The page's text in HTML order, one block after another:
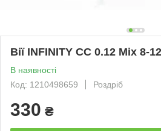
Вії INFINITY СС 0.12 Mix 8-
В наявності
Код: 1210498659
Роздріб
330 ₴